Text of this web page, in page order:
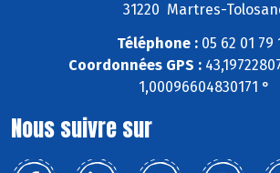
31220 Martres-
Téléphone : 05 62 01 79
Coordonnées GPS :
1,00096604830171 °
Nous suivre sur